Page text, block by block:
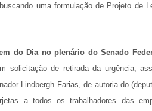
uma formulação de Projeto de
do Dia no plenário do Senado
solicitação de retirada da urgência,
Lindbergh Farias, de autoria do
a todos os trabalhadores das